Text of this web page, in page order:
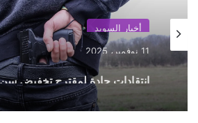
أخبار السويد
11 نوفمبر، 2025
انتقادات حادة لمقترح تخفيض
الجنائية بسبب “خطر تجنيد